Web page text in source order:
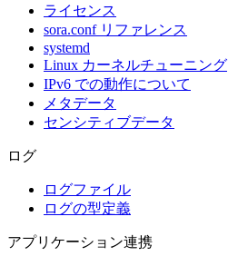
ライセンス
sora.conf リファレンス
systemd
Linux カーネルチューニング
IPv6 での動作について
メタデータ
センシティブデータ
ログ
ログファイル
ログの型定義
アプリケーション連携